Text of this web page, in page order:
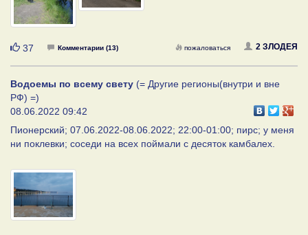
Нравится
37 Комментарии (13) 2 ЗЛОДЕЯ
пожаловаться
Водоемы по всему свету (= Другие регионы(внутри и вне
РФ) =)
08.06.2022 09:42
Пионерский; 07.06.2022-08.06.2022; 22:00-01:00; пирс; у меня
ни поклевки; соседи на всех поймали с десяток камбалех.